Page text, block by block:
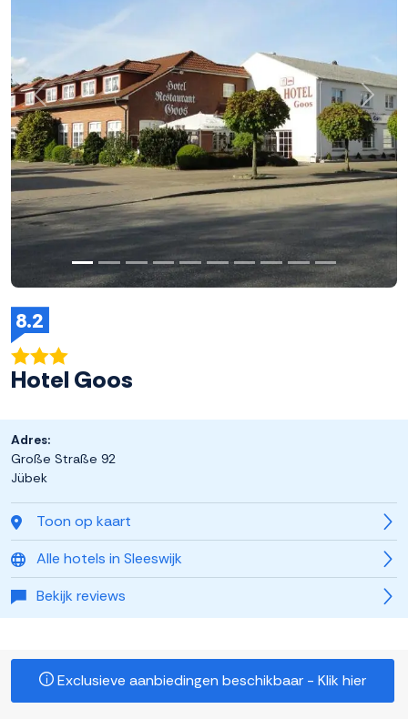
8.2
Hotel Goos
Toon op kaart
Alle hotels in Sleeswijk
Bekijk reviews
Adres:
Große Straße 92
Jübek
Exclusieve aanbiedingen beschikbaar - Klik hier